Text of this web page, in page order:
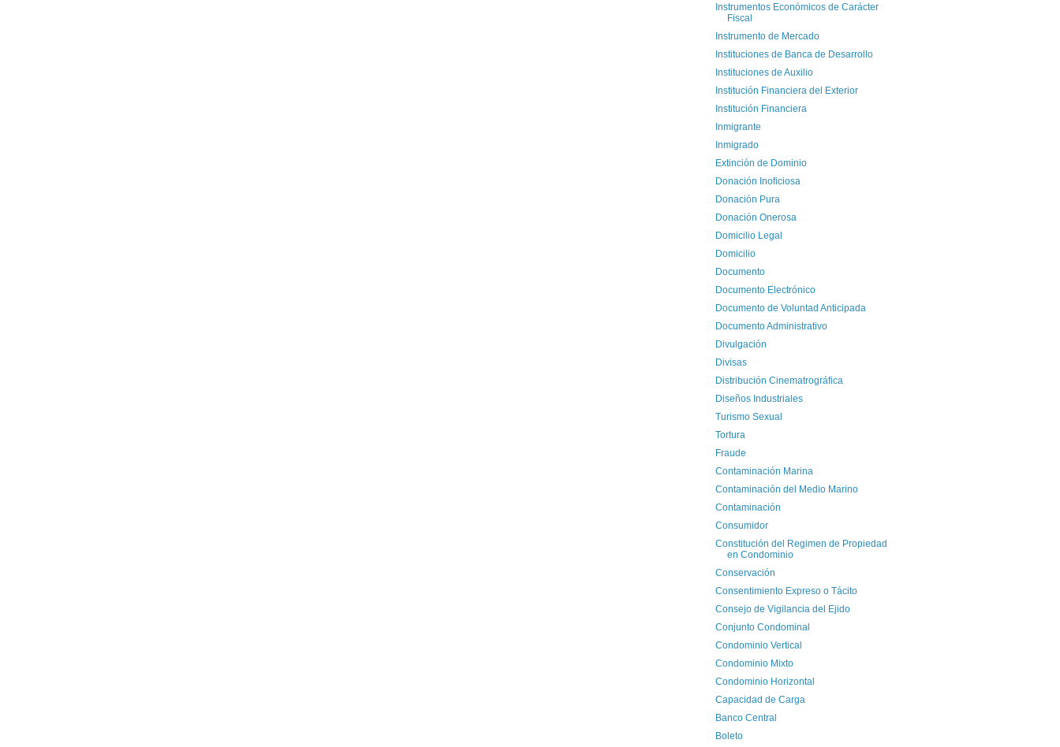
Instrumentos Económicos de Carácter
Fiscal
Instrumento de Mercado
Instituciones de Banca de Desarrollo
Instituciones de Auxilio
Institución Financiera del Exterior
Institución Financiera
Inmigrante
Inmigrado
Extinción de Dominio
Donación Inoficiosa
Donación Pura
Donación Onerosa
Domicilio Legal
Domicilio
Documento
Documento Electrónico
Documento de Voluntad Anticipada
Documento Administrativo
Divulgación
Divisas
Distribución Cinematrográfica
Diseños Industriales
Turismo Sexual
Tortura
Fraude
Contaminación Marina
Contaminación del Medio Marino
Contaminación
Consumidor
Constitución del Regimen de Propiedad
en Condominio
Conservación
Consentimiento Expreso o Tácito
Consejo de Vigilancia del Ejido
Conjunto Condominal
Condominio Vertical
Condominio Mixto
Condominio Horizontal
Capacidad de Carga
Banco Central
Boleto